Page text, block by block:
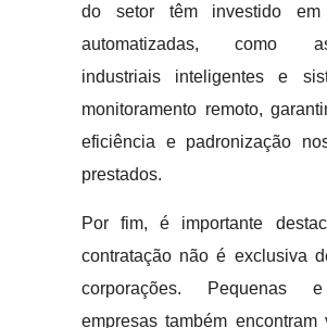
do setor têm investido em
automatizadas, como
industriais inteligentes e
monitoramento remoto,
eficiência e padronização
prestados.
Por fim, é importante
contratação não é exclusiva
corporações. Pequenas
empresas também encontram